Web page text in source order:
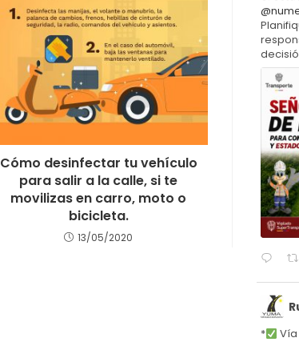
Cómo desinfectar tu vehículo
para salir a la calle, si te
movilizas en carro, moto o
bicicleta.
13/05/2020
*